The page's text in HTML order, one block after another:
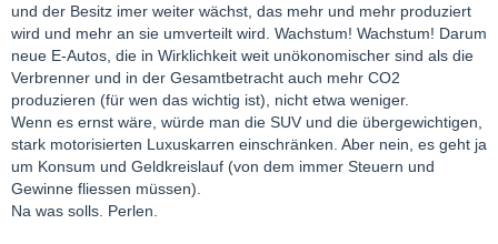
und der Besitz imer weiter wächst, das mehr und mehr produziert
wird und mehr an sie umverteilt wird. Wachstum! Wachstum! Darum
neue E-Autos, die in Wirklichkeit weit unökonomischer sind als die
Verbrenner und in der Gesamtbetracht auch mehr CO2
produzieren (für wen das wichtig ist), nicht etwa weniger.
Wenn es ernst wäre, würde man die SUV und die übergewichtigen,
stark motorisierten Luxuskarren einschränken. Aber nein, es geht ja
um Konsum und Geldkreislauf (von dem immer Steuern und
Gewinne fliessen müssen).
Na was solls. Perlen.